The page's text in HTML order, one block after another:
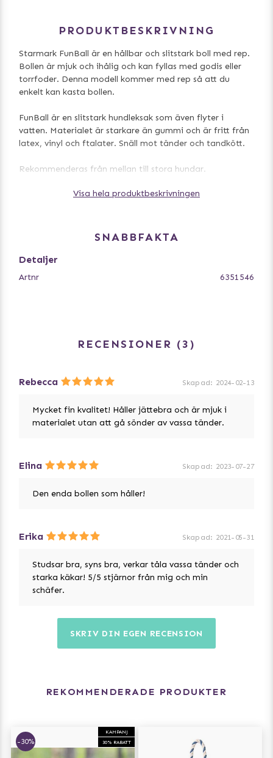
PRODUKTBESKRIVNING
Starmark FunBall är en hållbar och slitstark boll med rep.
Bollen är mjuk och ihålig och kan fyllas med godis eller
torrfoder. Denna modell kommer med rep så att du
enkelt kan kasta bollen.
FunBall är en slitstark hundleksak som även flyter i
vatten. Materialet är starkare än gummi och är fritt från
latex, vinyl och ftalater. Snäll mot tänder och tandkött.
Rekommenderas från mellan till stora hundar.
Storlek: M, 7 cmVisa hela produktbeskrivningen
SNABBFAKTA
Detaljer
Artnr 6351546
RECENSIONER 3
Rebecca Skapad: 2024-02-13
Mycket fin kvalitet! Håller jättebra och är mjuk i
materialet utan att gå sönder av vassa tänder.
Elina Skapad: 2023-07-27
Den enda bollen som håller!
Erika Skapad: 2021-05-31
Studsar bra, syns bra, verkar tåla vassa tänder och
starka käkar! 5/5 stjärnor från mig och min
schäfer.
SKRIV DIN EGEN RECENSION
REKOMMENDERADE PRODUKTER
KAMPANJ
30% RABATT
-30%